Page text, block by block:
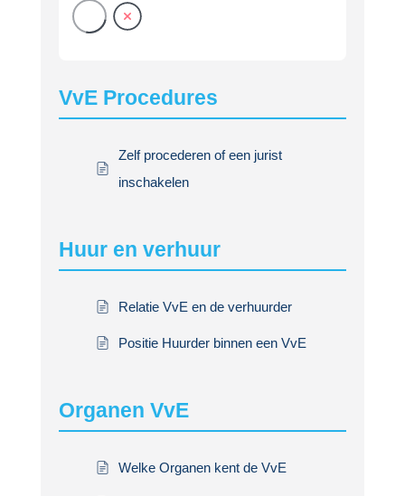
VvE Procedures
Zelf procederen of een jurist
inschakelen
Huur en verhuur
Relatie VvE en de verhuurder
Positie Huurder binnen een VvE
Organen VvE
Welke Organen kent de VvE